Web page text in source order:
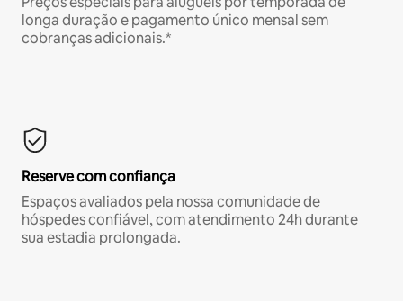
longa duração e pagamento único mensal sem
cobranças adicionais.*
Reserve com confiança
Espaços avaliados pela nossa comunidade de
hóspedes confiável, com atendimento 24h durante
sua estadia prolongada.